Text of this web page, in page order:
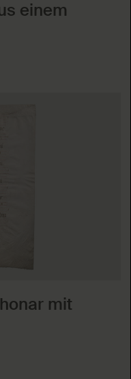
einem
mit